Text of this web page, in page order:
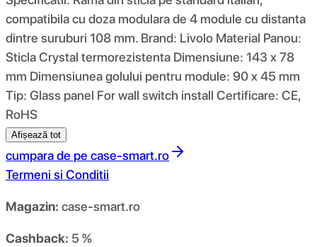
compatibila cu doza modulara de 4 module cu distanta
dintre suruburi 108 mm. Brand: Livolo Material Panou:
Sticla Crystal termorezistenta Dimensiune: 143 x 78
mm Dimensiunea golului pentru module: 90 x 45 mm
Tip: Glass panel For wall switch install Certificare: CE,
RoHS
Afișează tot
cumpara de pe case-smart.ro
Termeni si Conditii
Magazin: case-smart.ro
Cashback: 5 %